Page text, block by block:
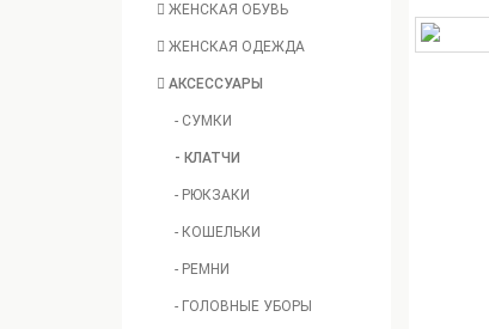
ЖЕНСКАЯ ОБУВЬ
ЖЕНСКАЯ ОДЕЖДА
АКСЕССУАРЫ
- СУМКИ
- КЛАТЧИ
- РЮКЗАКИ
- КОШЕЛЬКИ
- РЕМНИ
- ГОЛОВНЫЕ УБОРЫ